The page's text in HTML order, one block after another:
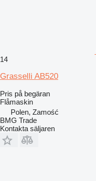
14
Grasselli AB520
Pris på begäran
Flåmaskin
Polen, Zamość
BMG Trade
Kontakta säljaren